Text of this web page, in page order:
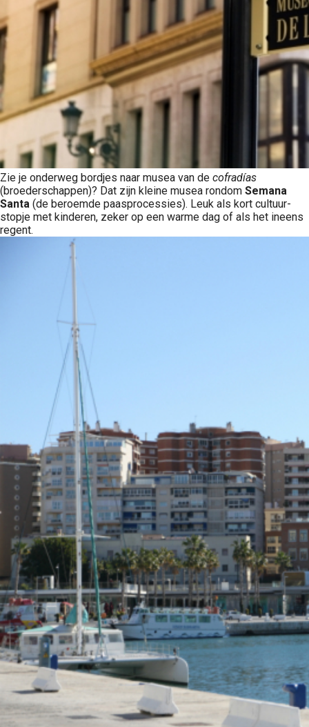
Zie je onderweg bordjes naar musea van de cofradías
(broederschappen)? Dat zijn kleine musea rondom Semana
Santa (de beroemde paasprocessies). Leuk als kort cultuur-
stopje met kinderen, zeker op een warme dag of als het ineens
regent.